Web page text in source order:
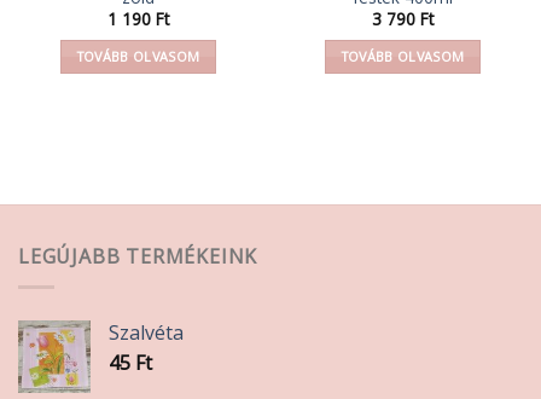
1 190 Ft
TOVÁBB OLVASOM
3 790 Ft
TOVÁBB OLVASOM
LEGÚJABB TERMÉKEINK
Szalvéta
45 Ft